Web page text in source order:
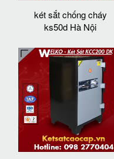
két sắt chống cháy
ks50d Hà Nội